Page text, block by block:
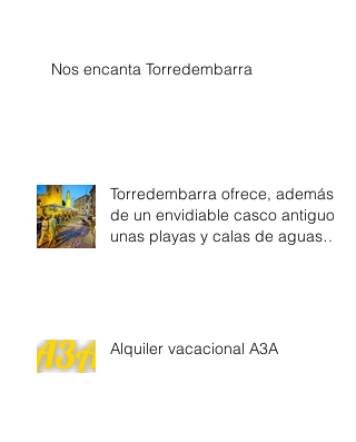
Nos encanta Torredembarra
Torredembarra ofrece, además
de un envidiable casco antiguo,
unas playas y calas de aguas
Alquiler vacacional A3A